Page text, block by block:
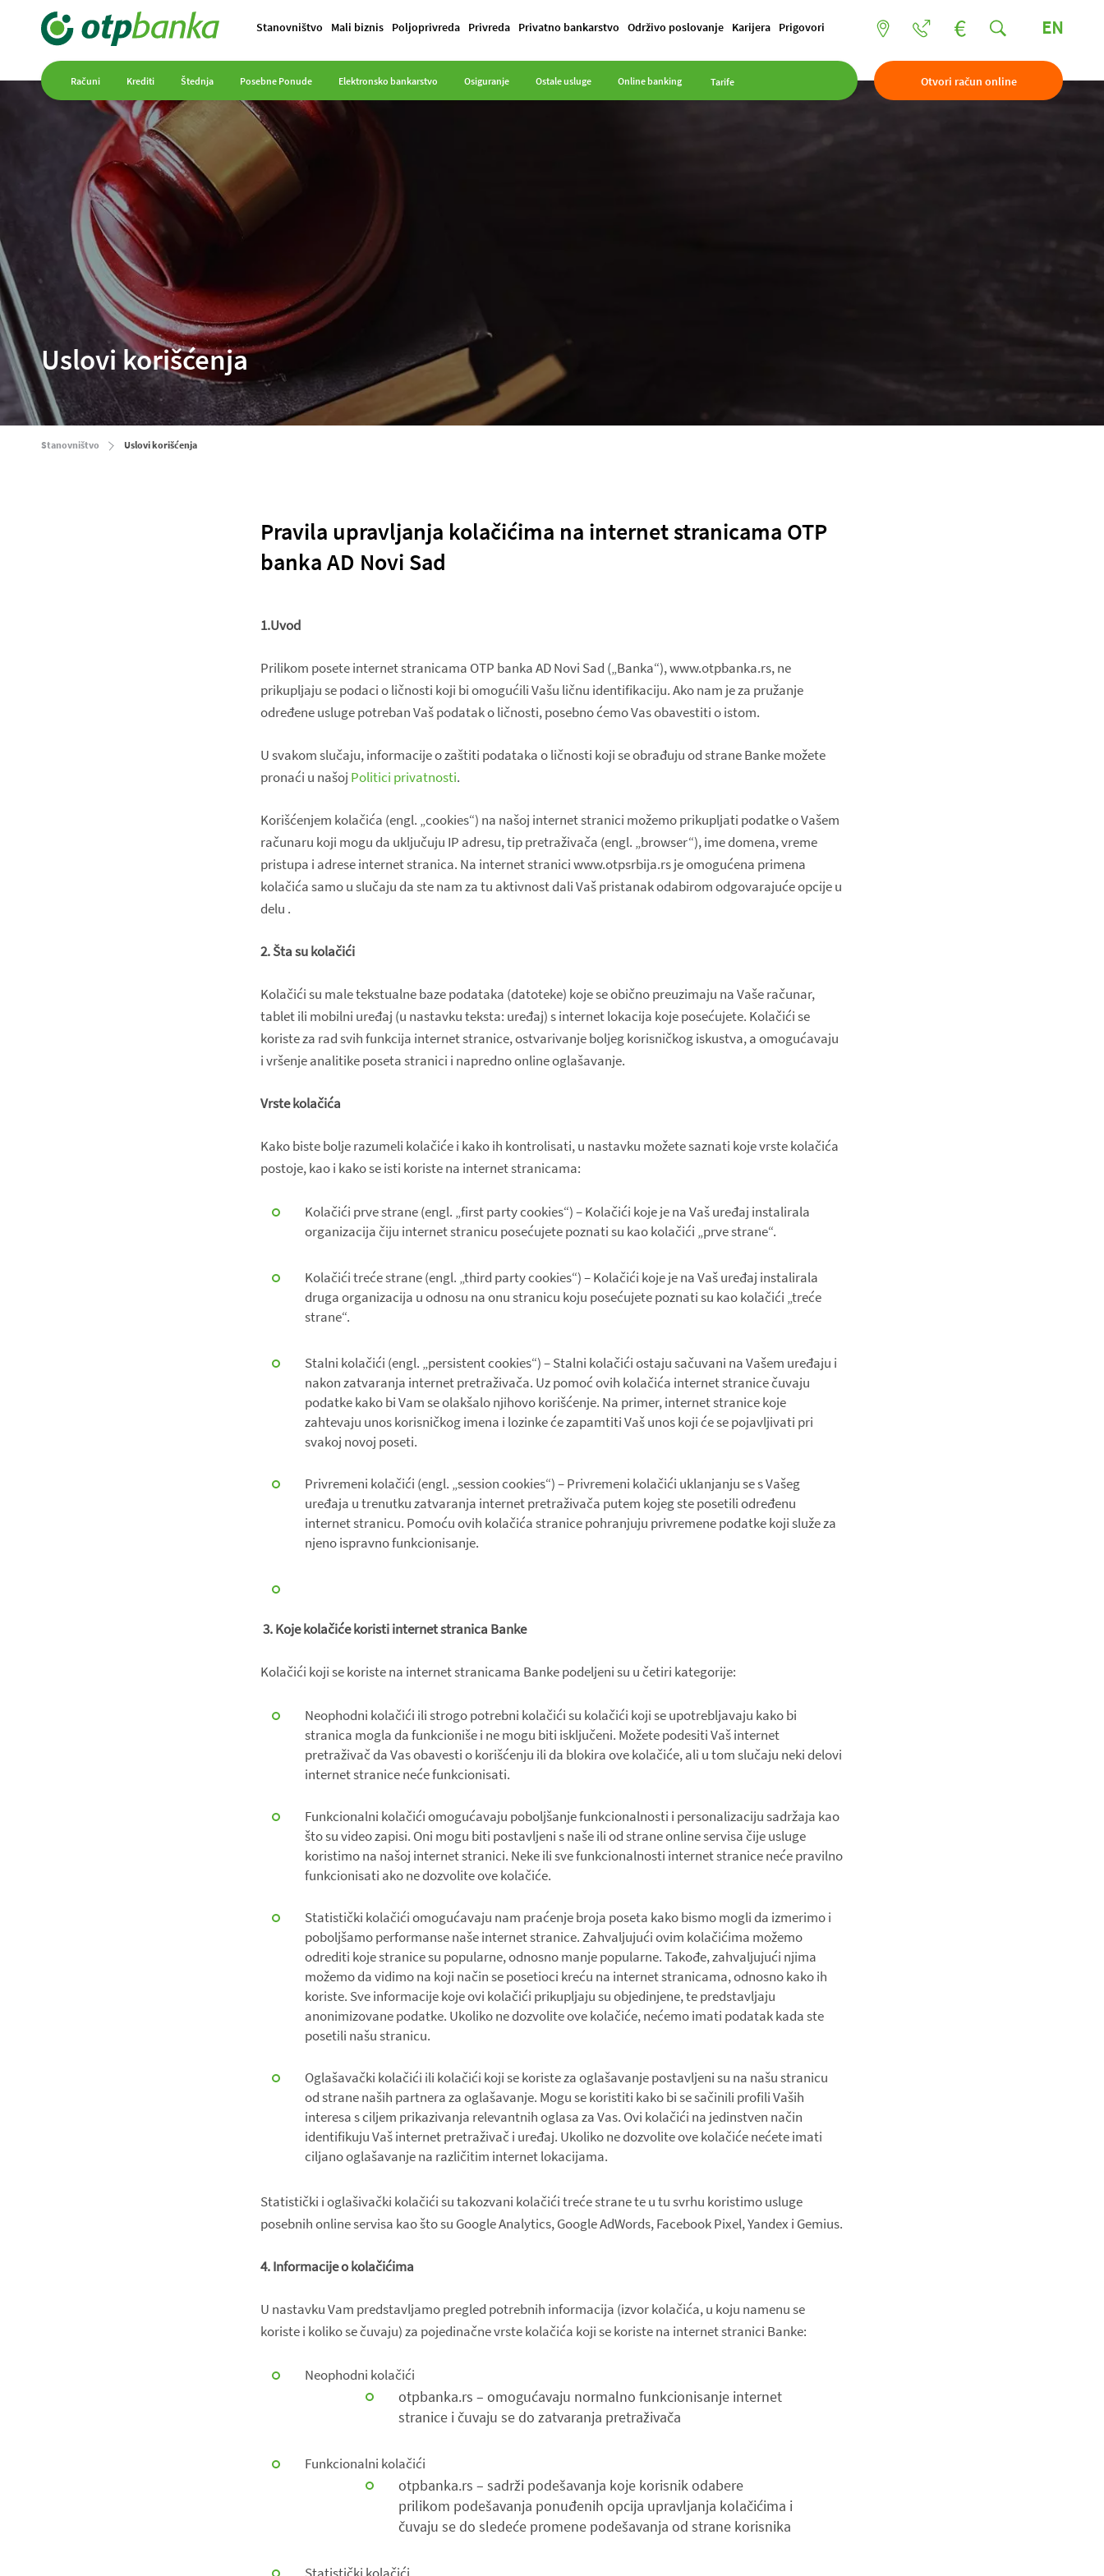
Stanovništvo
Računi Krediti Štednja Posebne Ponude Elektronsko bankarstvo Osiguranje Ostale usluge Online banking Tarife
Mali biznis Poljoprivreda Privreda Privatno bankarstvo Održivo poslovanje Karijera Prigovori EN
Otvori račun online
Uslovi korišćenja
Stanovništvo Uslovi korišćenja
Pravila upravljanja kolačićima na internet stranicama OTP
banka AD Novi Sad
1.Uvod
Prilikom posete internet stranicama OTP banka AD Novi Sad („Banka“), www.otpbanka.rs, ne
prikupljaju se podaci o ličnosti koji bi omogućili Vašu ličnu identifikaciju. Ako nam je za pružanje
određene usluge potreban Vaš podatak o ličnosti, posebno ćemo Vas obavestiti o istom.
U svakom slučaju, informacije o zaštiti podataka o ličnosti koji se obrađuju od strane Banke možete
pronaći u našoj Politici privatnosti.
Korišćenjem kolačića (engl. „cookies“) na našoj internet stranici možemo prikupljati podatke o Vašem
računaru koji mogu da uključuju IP adresu, tip pretraživača (engl. „browser“), ime domena, vreme
pristupa i adrese internet stranica. Na internet stranici www.otpsrbija.rs je omogućena primena
kolačića samo u slučaju da ste nam za tu aktivnost dali Vaš pristanak odabirom odgovarajuće opcije u
delu .
2. Šta su kolačići
Kolačići su male tekstualne baze podataka (datoteke) koje se obično preuzimaju na Vaše računar,
tablet ili mobilni uređaj (u nastavku teksta: uređaj) s internet lokacija koje posećujete. Kolačići se
koriste za rad svih funkcija internet stranice, ostvarivanje boljeg korisničkog iskustva, a omogućavaju
i vršenje analitike poseta stranici i napredno online oglašavanje.
Vrste kolačića
Kako biste bolje razumeli kolačiće i kako ih kontrolisati, u nastavku možete saznati koje vrste kolačića
postoje, kao i kako se isti koriste na internet stranicama:
Kolačići prve strane (engl. „first party cookies“) – Kolačići koje je na Vaš uređaj instalirala
organizacija čiju internet stranicu posećujete poznati su kao kolačići „prve strane“.
Kolačići treće strane (engl. „third party cookies“) – Kolačići koje je na Vaš uređaj instalirala
druga organizacija u odnosu na onu stranicu koju posećujete poznati su kao kolačići „treće
strane“.
Stalni kolačići (engl. „persistent cookies“) – Stalni kolačići ostaju sačuvani na Vašem uređaju i
nakon zatvaranja internet pretraživača. Uz pomoć ovih kolačića internet stranice čuvaju
podatke kako bi Vam se olakšalo njihovo korišćenje. Na primer, internet stranice koje
zahtevaju unos korisničkog imena i lozinke će zapamtiti Vaš unos koji će se pojavljivati pri
svakoj novoj poseti.
Privremeni kolačići (engl. „session cookies“) – Privremeni kolačići uklanjanju se s Vašeg
uređaja u trenutku zatvaranja internet pretraživača putem kojeg ste posetili određenu
internet stranicu. Pomoću ovih kolačića stranice pohranjuju privremene podatke koji služe za
njeno ispravno funkcionisanje.
3. Koje kolačiće koristi internet stranica Banke
Kolačići koji se koriste na internet stranicama Banke podeljeni su u četiri kategorije:
Neophodni kolačići ili strogo potrebni kolačići su kolačići koji se upotrebljavaju kako bi
stranica mogla da funkcioniše i ne mogu biti isključeni. Možete podesiti Vaš internet
pretraživač da Vas obavesti o korišćenju ili da blokira ove kolačiće, ali u tom slučaju neki delovi
internet stranice neće funkcionisati.
Funkcionalni kolačići omogućavaju poboljšanje funkcionalnosti i personalizaciju sadržaja kao
što su video zapisi. Oni mogu biti postavljeni s naše ili od strane online servisa čije usluge
koristimo na našoj internet stranici. Neke ili sve funkcionalnosti internet stranice neće pravilno
funkcionisati ako ne dozvolite ove kolačiće.
Statistički kolačići omogućavaju nam praćenje broja poseta kako bismo mogli da izmerimo i
poboljšamo performanse naše internet stranice. Zahvaljujući ovim kolačićima možemo
odrediti koje stranice su popularne, odnosno manje popularne. Takođe, zahvaljujući njima
možemo da vidimo na koji način se posetioci kreću na internet stranicama, odnosno kako ih
koriste. Sve informacije koje ovi kolačići prikupljaju su objedinjene, te predstavljaju
anonimizovane podatke. Ukoliko ne dozvolite ove kolačiće, nećemo imati podatak kada ste
posetili našu stranicu.
Oglašavački kolačići ili kolačići koji se koriste za oglašavanje postavljeni su na našu stranicu
od strane naših partnera za oglašavanje. Mogu se koristiti kako bi se sačinili profili Vaših
interesa s ciljem prikazivanja relevantnih oglasa za Vas. Ovi kolačići na jedinstven način
identifikuju Vaš internet pretraživač i uređaj. Ukoliko ne dozvolite ove kolačiće nećete imati
ciljano oglašavanje na različitim internet lokacijama.
Statistički i oglašivački kolačići su takozvani kolačići treće strane te u tu svrhu koristimo usluge
posebnih online servisa kao što su Google Analytics, Google AdWords, Facebook Pixel, Yandex i Gemius.
4. Informacije o kolačićima
U nastavku Vam predstavljamo pregled potrebnih informacija (izvor kolačića, u koju namenu se
koriste i koliko se čuvaju) za pojedinačne vrste kolačića koji se koriste na internet stranici Banke:
Neophodni kolačići
otpbanka.rs – omogućavaju normalno funkcionisanje internet
stranice i čuvaju se do zatvaranja pretraživača
Funkcionalni kolačići
otpbanka.rs – sadrži podešavanja koje korisnik odabere
prilikom podešavanja ponuđenih opcija upravljanja kolačićima i
čuvaju se do sledeće promene podešavanja od strane korisnika